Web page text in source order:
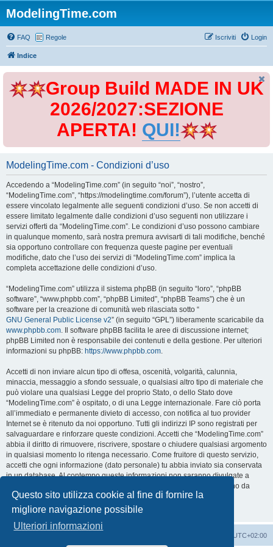
Questo sito utilizza cookie al fine di fornire la
migliore navigazione possibile
Ulteriori informazioni
ModelingTime.com
FAQ Regole Login
Iscriviti
Indice
Group Build MADE IN UK
2026/2027:SEZIONE
APERTA! QUI!
ModelingTime.com - Condizioni d’uso
Accedendo a “ModelingTime.com” (in seguito “noi”, “nostro”,
“ModelingTime.com”, “https://modelingtime.com/forum”), l’utente accetta di
essere vincolato legalmente alle seguenti condizioni d’uso. Se non accetti di
essere limitato legalmente dalle condizioni d’uso seguenti non utilizzare i
servizi offerti da “ModelingTime.com”. Le condizioni d’uso possono cambiare
in qualunque momento, sarà nostra premura avvisarti di tali modifiche, benché
sia opportuno controllare con frequenza queste pagine per eventuali
modifiche, dato che l’uso dei servizi di “ModelingTime.com” implica la
completa accettazione delle condizioni d’uso.
“ModelingTime.com” utilizza il sistema phpBB (in seguito “loro”, “phpBB
software”, “www.phpbb.com”, “phpBB Limited”, “phpBB Teams”) che è un
software per la creazione di comunità web rilasciata sotto “
GNU General Public License v2” (in seguito “GPL”) liberamente scaricabile da
www.phpbb.com. Il software phpBB facilita le aree di discussione internet;
phpBB Limited non è responsabile dei contenuti e della gestione. Per ulteriori
informazioni su phpBB: https://www.phpbb.com.
Accetti di non inviare alcun tipo di offesa, oscenità, volgarità, calunnia,
minaccia, messaggio a sfondo sessuale, o qualsiasi altro tipo di materiale che
può violare una qualsiasi Legge del proprio Stato, o dello Stato dove
“ModelingTime.com” è ospitato, o di una Legge internazionale. Fare ciò porta
all’immediato e permanente divieto di accesso, con notifica al tuo provider
Internet se è ritenuto da noi opportuno. Tutti gli indirizzi IP sono registrati per
salvaguardare e rinforzare queste condizioni. Accetti che “ModelingTime.com”
abbia il diritto di rimuovere, riscrivere, spostare o chiudere qualsiasi argomento
in qualsiasi momento lo ritenga necessario. Come fruitore di questo servizio,
accetti che ogni informazione (dato personale) tu abbia inviato sia conservata
in un database. Al contempo queste informazioni non saranno divulgate a
nessuno senza il tuo consenso, né “ModelingTime.com” o phpBB sono da
ritenersi responsabili per qualsiasi violazione al sistema che possa
compromettere queste informazioni.
UTC+02:00